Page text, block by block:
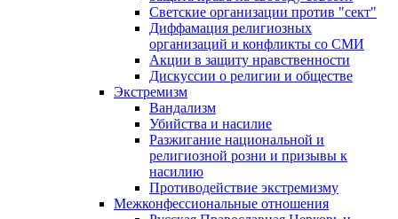
Светские организации против "сект"
Диффамация религиозных
организаций и конфликты со СМИ
Акции в защиту нравственности
Дискуссии о религии и обществе
Экстремизм
Вандализм
Убийства и насилие
Разжигание национальной и
религиозной розни и призывы к
насилию
Противодействие экстремизму
Межконфессиональные отношения